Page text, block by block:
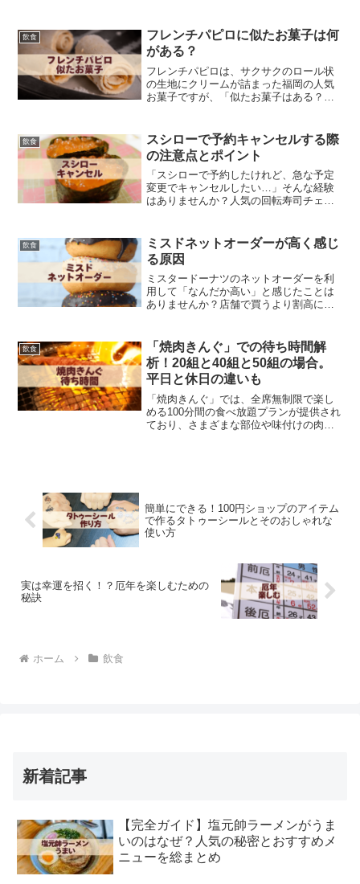
下の通りです。ロス活SHOPの基本情報
と特徴実際の利用者の...
飲食
フレンチパピロに似たお菓子は何
がある？
フレンチパピロは、サクサクのロール状
の生地にクリームが詰まった福岡の人気
お菓子ですが、「似たお菓子はある？」
が特徴で、多くの人に親しまれていま
す。昔から愛されてきたこの...
飲食
スシローで予約キャンセルする際
の注意点とポイント
「スシローで予約したけれど、急な予定
変更でキャンセルしたい…」そんな経験
はありませんか？人気の回転寿司チェー
ルールや注意点があるのをご存知でしょ
うか？本記事では、スシロ...
飲食
ミスドネットオーダーが高く感じ
る原因
ミスタードーナツのネットオーダーを利
用して「なんだか高い」と感じたことは
ありませんか？店舗で買うより割高に感
満や疑問を抱く方も多いかもしれません
が、実はその背景には利便...
飲食
「焼肉きんぐ」での待ち時間解
析！20組と40組と50組の場合。
平日と休日の違いも
「焼肉きんぐ」では、全席無制限で楽し
める100分間の食べ放題プランが提供され
ており、さまざまな部位や味付けの肉料
簡単にできる！100円ショップのアイテム
で作るタトゥーシールとそのおしゃれな
使い方
実は幸運を招く！？厄年を楽しむための
秘訣
ホーム 飲食
新着記事
【完全ガイド】塩元帥ラーメンがうま
いのはなぜ？人気の秘密とおすすめメ
ニューを総まとめ